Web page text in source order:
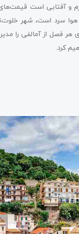
و آفتابی است
سرد است، شهر
فصل از آمالفی را
کرد.